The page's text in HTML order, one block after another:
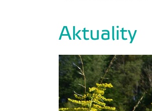
Aktuality